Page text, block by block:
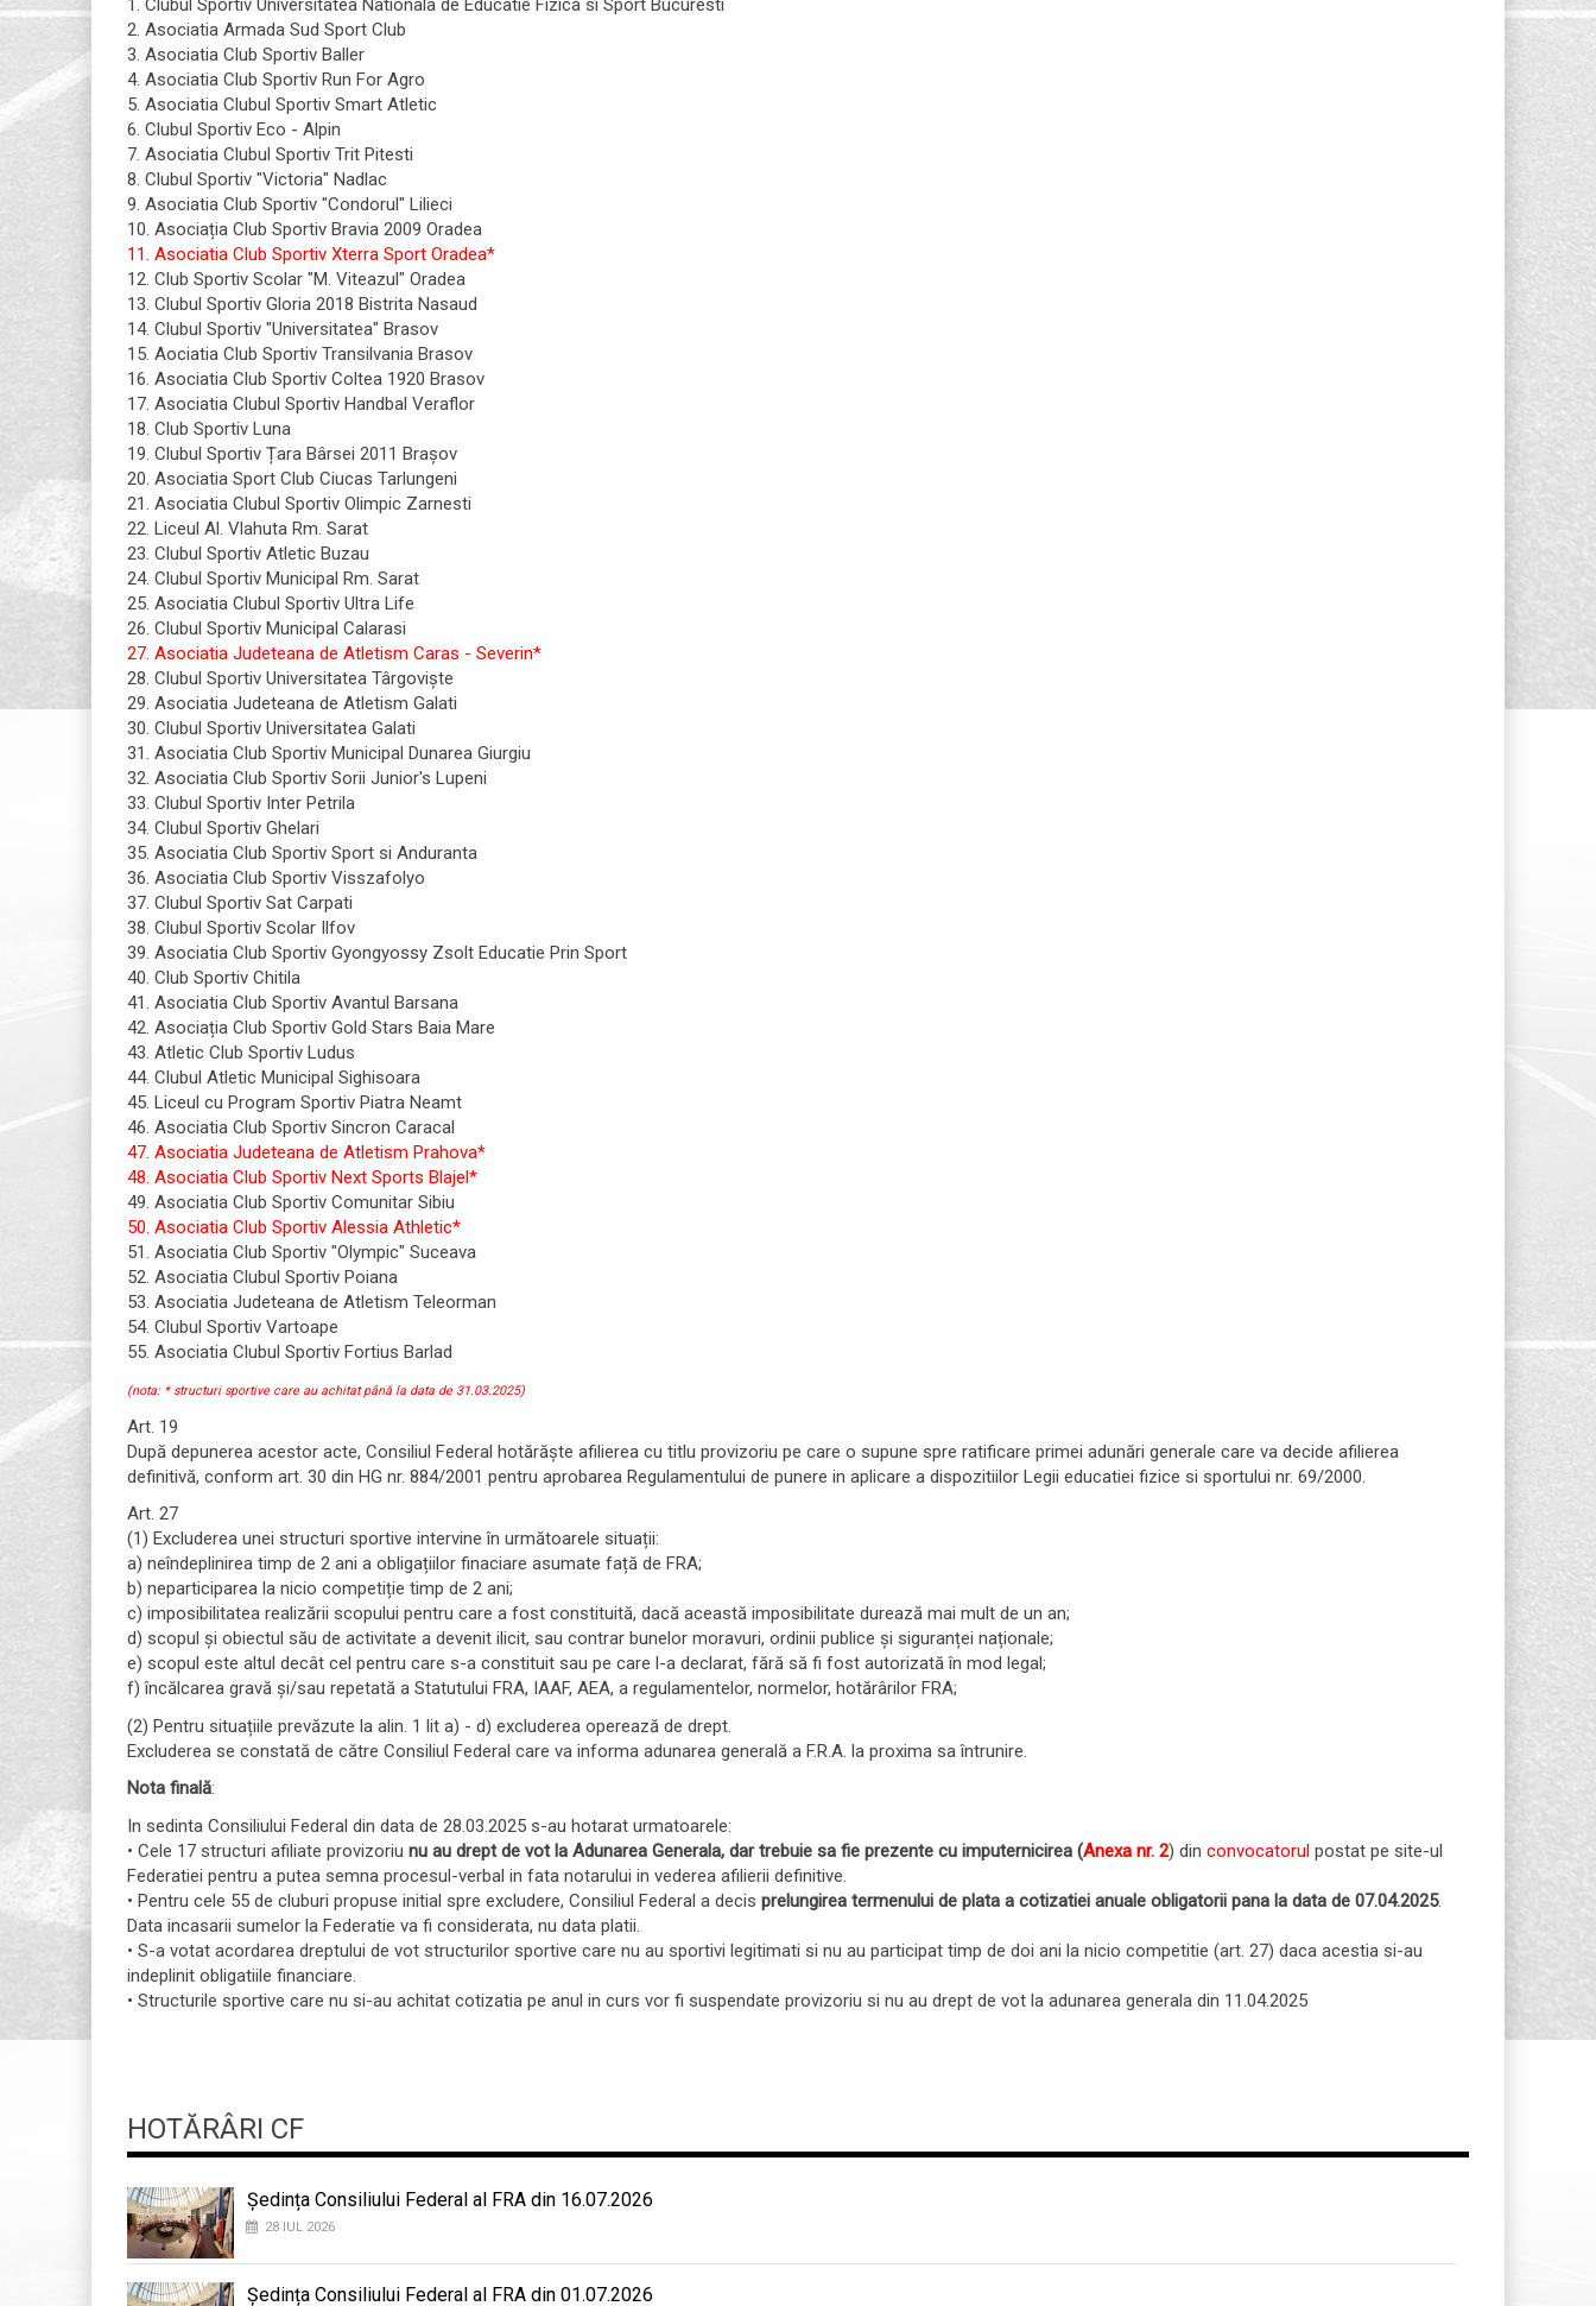
2. Asociatia Armada Sud Sport Club
3. Asociatia Club Sportiv Baller
4. Asociatia Club Sportiv Run For Agro
5. Asociatia Clubul Sportiv Smart Atletic
6. Clubul Sportiv Eco - Alpin
7. Asociatia Clubul Sportiv Trit Pitesti
8. Clubul Sportiv "Victoria" Nadlac
9. Asociatia Club Sportiv "Condorul" Lilieci
10. Asociația Club Sportiv Bravia 2009 Oradea
11. Asociatia Club Sportiv Xterra Sport Oradea*
12. Club Sportiv Scolar "M. Viteazul" Oradea
13. Clubul Sportiv Gloria 2018 Bistrita Nasaud
14. Clubul Sportiv "Universitatea" Brasov
15. Aociatia Club Sportiv Transilvania Brasov
16. Asociatia Club Sportiv Coltea 1920 Brasov
17. Asociatia Clubul Sportiv Handbal Veraflor
18. Club Sportiv Luna
19. Clubul Sportiv Țara Bârsei 2011 Braşov
20. Asociatia Sport Club Ciucas Tarlungeni
21. Asociatia Clubul Sportiv Olimpic Zarnesti
22. Liceul Al. Vlahuta Rm. Sarat
23. Clubul Sportiv Atletic Buzau
24. Clubul Sportiv Municipal Rm. Sarat
25. Asociatia Clubul Sportiv Ultra Life
26. Clubul Sportiv Municipal Calarasi
27. Asociatia Judeteana de Atletism Caras - Severin*
28. Clubul Sportiv Universitatea Târgovişte
29. Asociatia Judeteana de Atletism Galati
30. Clubul Sportiv Universitatea Galati
31. Asociatia Club Sportiv Municipal Dunarea Giurgiu
32. Asociatia Club Sportiv Sorii Junior's Lupeni
33. Clubul Sportiv Inter Petrila
34. Clubul Sportiv Ghelari
35. Asociatia Club Sportiv Sport si Anduranta
36. Asociatia Club Sportiv Visszafolyo
37. Clubul Sportiv Sat Carpati
38. Clubul Sportiv Scolar Ilfov
39. Asociatia Club Sportiv Gyongyossy Zsolt Educatie Prin Sport
40. Club Sportiv Chitila
41. Asociatia Club Sportiv Avantul Barsana
42. Asociația Club Sportiv Gold Stars Baia Mare
43. Atletic Club Sportiv Ludus
44. Clubul Atletic Municipal Sighisoara
45. Liceul cu Program Sportiv Piatra Neamt
46. Asociatia Club Sportiv Sincron Caracal
47. Asociatia Judeteana de Atletism Prahova*
48. Asociatia Club Sportiv Next Sports Blajel*
49. Asociatia Club Sportiv Comunitar Sibiu
50. Asociatia Club Sportiv Alessia Athletic*
51. Asociatia Club Sportiv "Olympic" Suceava
52. Asociatia Clubul Sportiv Poiana
53. Asociatia Judeteana de Atletism Teleorman
54. Clubul Sportiv Vartoape
55. Asociatia Clubul Sportiv Fortius Barlad
(nota: * structuri sportive care au achitat până la data de 31.03.2025)
Art. 19
După depunerea acestor acte, Consiliul Federal hotărăşte afilierea cu titlu provizoriu pe care o supune spre ratificare primei adunări generale care va decide afilierea
definitivă, conform art. 30 din HG nr. 884/2001 pentru aprobarea Regulamentului de punere in aplicare a dispozitiilor Legii educatiei fizice si sportului nr. 69/2000.
Art. 27
(1) Excluderea unei structuri sportive intervine în următoarele situații:
a) neîndeplinirea timp de 2 ani a obligațiilor finaciare asumate față de FRA;
b) neparticiparea la nicio competiție timp de 2 ani;
c) imposibilitatea realizării scopului pentru care a fost constituită, dacă această imposibilitate durează mai mult de un an;
d) scopul şi obiectul său de activitate a devenit ilicit, sau contrar bunelor moravuri, ordinii publice și siguranței naționale;
e) scopul este altul decât cel pentru care s-a constituit sau pe care l-a declarat, fără să fi fost autorizată în mod legal;
f) încălcarea gravă şi/sau repetată a Statutului FRA, IAAF, AEA, a regulamentelor, normelor, hotărârilor FRA;
(2) Pentru situațiile prevăzute la alin. 1 lit a) - d) excluderea operează de drept.
Excluderea se constată de către Consiliul Federal care va informa adunarea generală a F.R.A. la proxima sa întrunire.
Nota finală:
In sedinta Consiliului Federal din data de 28.03.2025 s-au hotarat urmatoarele:
• Cele 17 structuri afiliate provizoriu nu au drept de vot la Adunarea Generala, dar trebuie sa fie prezente cu imputernicirea (Anexa nr. 2) din convocatorul postat pe site-ul
Federatiei pentru a putea semna procesul-verbal in fata notarului in vederea afilierii definitive.
• Pentru cele 55 de cluburi propuse initial spre excludere, Consiliul Federal a decis prelungirea termenului de plata a cotizatiei anuale obligatorii pana la data de 07.04.2025.
Data incasarii sumelor la Federatie va fi considerata, nu data platii.
• S-a votat acordarea dreptului de vot structurilor sportive care nu au sportivi legitimati si nu au participat timp de doi ani la nicio competitie (art. 27) daca acestia si-au
indeplinit obligatiile financiare.
• Structurile sportive care nu si-au achitat cotizatia pe anul in curs vor fi suspendate provizoriu si nu au drept de vot la adunarea generala din 11.04.2025
HOTĂRÂRI CF
Ședința Consiliului Federal al FRA din 16.07.2026
28 IUL 2026
Ședința Consiliului Federal al FRA din 01.07.2026